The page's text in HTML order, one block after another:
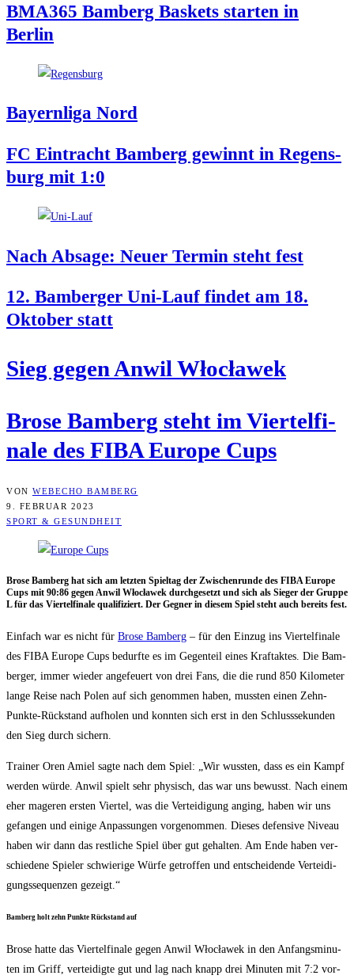
BMA365 Bam­berg Bas­kets star­ten in
Berlin
Bay­ern­li­ga Nord
FC Ein­tracht Bam­berg gewinnt in Regens­
burg mit 1:0
Nach Absa­ge: Neu­er Ter­min steht fest
12. Bam­ber­ger Uni-Lauf fin­det am 18.
Okto­ber statt
Sieg gegen Anwil Włocławek
Bro­se Bam­berg steht im Vier­tel­fi­
na­le des FIBA Euro­pe Cups
VON WEBECHO BAMBERG
9. FEBRUAR 2023
SPORT & GESUNDHEIT
Bro­se Bam­berg hat sich am letz­ten Spiel­tag der Zwi­schen­run­de des FIBA Euro­pe
Cups mit 90:86 gegen Anwil Włocła­wek durch­ge­setzt und sich als Sie­ger der Grup­pe
L für das Vier­tel­fi­na­le qua­li­fi­ziert. Der Geg­ner in die­sem Spiel steht auch bereits fest.
Ein­fach war es nicht für Bro­se Bam­berg – für den Ein­zug ins Vier­tel­fi­na­le
des FIBA Euro­pe Cups bedurf­te es im Gegen­teil eines Kraft­ak­tes. Die Bam­
ber­ger, immer wie­der ange­feu­ert von drei Fans, die die rund 850 Kilo­me­ter
lan­ge Rei­se nach Polen auf sich genom­men haben, muss­ten einen Zehn-
Punk­te-Rück­stand auf­ho­len und konn­ten sich erst in den Schluss­se­kun­den
den Sieg durch sichern.
Trai­ner Oren Amiel sag­te nach dem Spiel: „Wir wuss­ten, dass es ein Kampf
wer­den wür­de. Anwil spielt sehr phy­sisch, das war uns bewusst. Nach einem
eher mage­ren ers­ten Vier­tel, was die Ver­tei­di­gung anging, haben wir uns
gefan­gen und eini­ge Anpas­sun­gen vor­ge­nom­men. Die­ses defen­si­ve Niveau
haben wir dann das rest­li­che Spiel über gut gehal­ten. Am Ende haben ver­
schie­de­ne Spie­ler schwie­ri­ge Wür­fe getrof­fen und ent­schei­den­de Ver­tei­di­
gungs­se­quen­zen gezeigt.“
Bam­berg holt zehn Punk­te Rück­stand auf
Bro­se hat­te das Vier­tel­fi­na­le gegen Anwil Włocła­wek in den Anfangs­mi­nu­
ten im Griff, ver­tei­dig­te gut und lag nach knapp drei Minu­ten mit 7:2 vor­